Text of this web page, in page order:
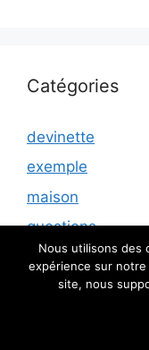
Catégories
devinette
exemple
maison
questions
© 2026
Nous utilisons des
expérience sur
site, nous